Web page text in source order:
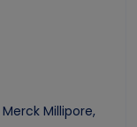
Millipore,